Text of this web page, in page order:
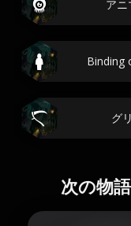
ア
Binding
グ
次の物